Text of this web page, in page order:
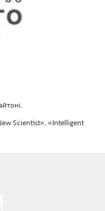
Scientist», «Intelligent